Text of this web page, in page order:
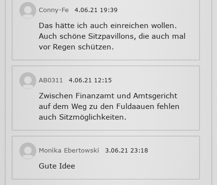
Conny-Fe 4.06.21 19:39
Das hätte ich auch einreichen wollen.
Auch schöne Sitzpavillons, die auch mal
vor Regen schützen.
AB0311 4.06.21 12:15
Zwischen Finanzamt und Amtsgericht
auf dem Weg zu den Fuldaauen fehlen
auch Sitzmöglichkeiten.
Monika Ebertowski 3.06.21 23:18
Gute Idee